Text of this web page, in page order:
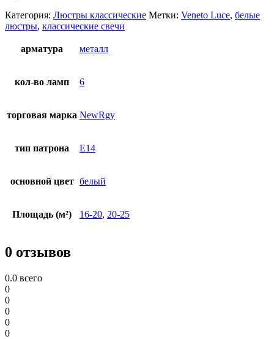
Категория: Люстры классические Метки: Veneto Luce, белые
люстры, классические свечи
арматура металл
кол-во ламп 6
торговая марка NewRgy
тип патрона E14
основной цвет белый
Площадь (м²) 16-20, 20-25
0 отзывов
0.0 всего
0
0
0
0
0